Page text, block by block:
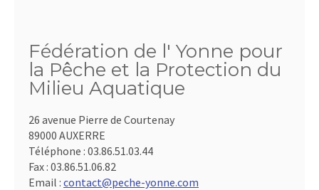
Fédération de l' Yonne pour
la Pêche et la Protection du
Milieu Aquatique
26 avenue Pierre de Courtenay
89000 AUXERRE
Téléphone : 03.86.51.03.44
Fax : 03.86.51.06.82
Email : contact@peche-yonne.com